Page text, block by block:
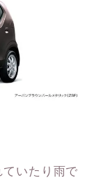
いたり雨で